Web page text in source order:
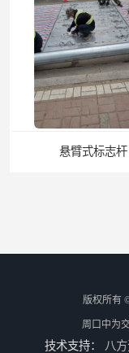
F型悬臂式交通标
版权所有
周口中为
技术支持： 八